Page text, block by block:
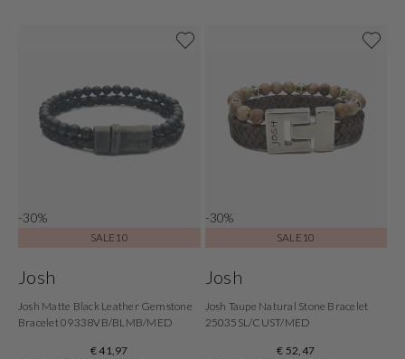
-30%
SALE10
Josh
Josh Matte Black Leather Gemstone
Bracelet 09338VB/BLMB/MED
€ 41,97
-30%
SALE10
Josh
Josh Taupe Natural Stone Bracelet
25035SL/CUST/MED
€ 52,47